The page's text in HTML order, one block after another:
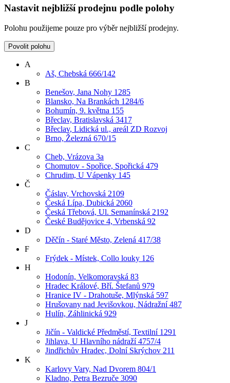
Nastavit nejbližší prodejnu podle polohy
Polohu použijeme pouze pro výběr nejbližší prodejny.
Povolit polohu
A
Aš, Chebská 666/142
B
Benešov, Jana Nohy 1285
Blansko, Na Brankách 1284/6
Bohumín, 9. května 155
Břeclav, Bratislavská 3417
Břeclav, Lidická ul., areál ZD Rozvoj
Brno, Železná 670/15
C
Cheb, Vrázova 3a
Chomutov - Spořice, Spořická 479
Chrudim, U Vápenky 145
Č
Čáslav, Vrchovská 2109
Česká Lípa, Dubická 2060
Česká Třebová, Ul. Semanínská 2192
České Budějovice 4, Vrbenská 92
D
Děčín - Staré Město, Zelená 417/38
F
Frýdek - Místek, Collo louky 126
H
Hodonín, Velkomoravská 83
Hradec Králové, Bří. Štefanů 979
Hranice IV - Drahotuše, Mlýnská 597
Hrušovany nad Jevišovkou, Nádražní 487
Hulín, Záhlinická 929
J
Jičín - Valdické Předměstí, Textilní 1291
Jihlava, U Hlavního nádraží 4757/4
Jindřichův Hradec, Dolní Skrýchov 211
K
Karlovy Vary, Nad Dvorem 804/1
Kladno, Petra Bezruče 3090